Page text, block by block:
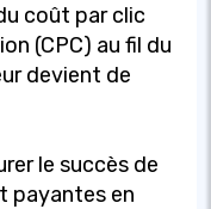
coût par clic
(CPC) au fil du
devient de
le succès de
payantes en